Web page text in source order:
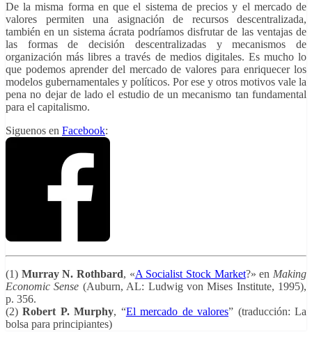
De la misma forma en que el sistema de precios y el mercado de
valores permiten una asignación de recursos descentralizada,
también en un sistema ácrata podríamos disfrutar de las ventajas de
las formas de decisión descentralizadas y mecanismos de
organización más libres a través de medios digitales. Es mucho lo
que podemos aprender del mercado de valores para enriquecer los
modelos gubernamentales y políticos. Por ese y otros motivos vale la
pena no dejar de lado el estudio de un mecanismo tan fundamental
para el capitalismo.
Siguenos en Facebook:
(1) Murray N. Rothbard, «A Socialist Stock Market?» en Making
Economic Sense (Auburn, AL: Ludwig von Mises Institute, 1995),
p. 356.
(2)Robert P. Murphy, “El mercado de valores” (traducción: La
bolsa para principiantes)